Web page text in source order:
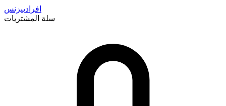
افرادبيزنس
سلة المشتريات